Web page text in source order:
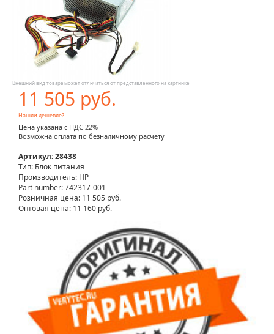
Внешний вид товара может отличаться от представленного на картинке
11 505 руб.
Нашли дешевле?
Цена указана с НДС 22%
Возможна оплата по безналичному расчету
Артикул: 28438
Тип: Блок питания
Производитель: HP
Part number: 742317-001
Розничная цена: 11 505 руб.
Оптовая цена: 11 160 руб.